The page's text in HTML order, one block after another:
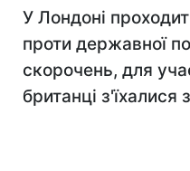
У Лондоні
проти державної
скорочень, для
британці з'їхалися